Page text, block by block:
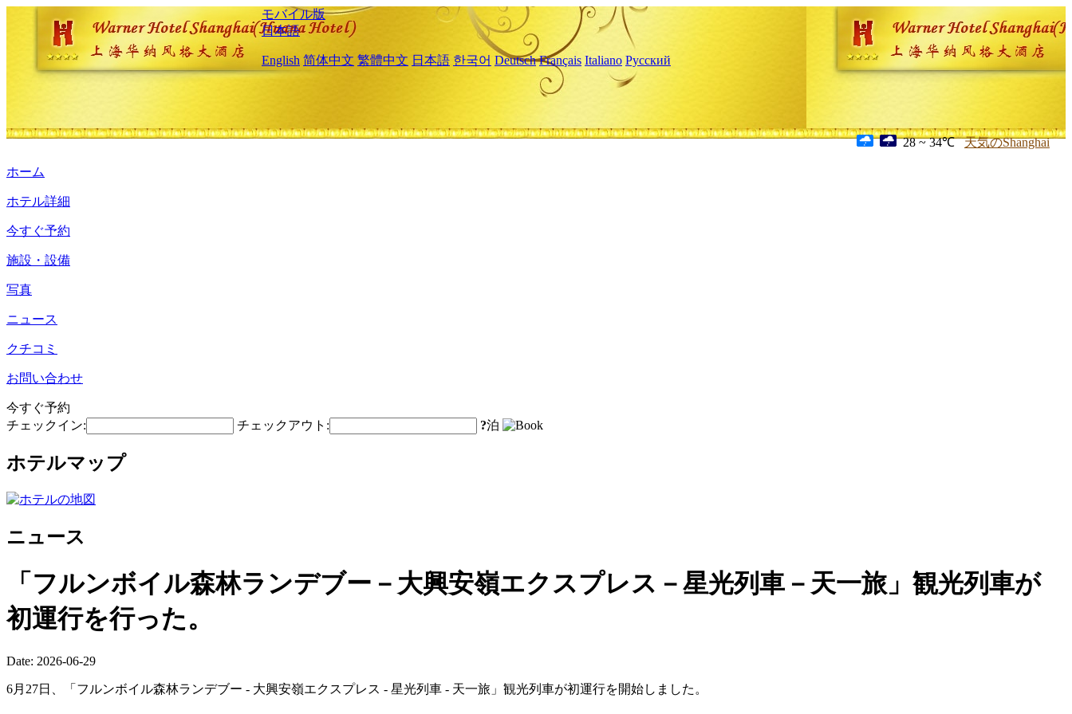
モバイル版
日本語
English 简体中文 繁體中文 日本語 한국어 Deutsch Français Italiano Русский
28 ~ 34℃ 天気のShanghai
ホーム
ホテル詳細
今すぐ予約
施設・設備
写真
ニュース
クチコミ
お問い合わせ
今すぐ予約
チェックイン:
チェックアウト: ?泊
ホテルマップ
ニュース
「フルンボイル森林ランデブー－大興安嶺エクスプレス－星光列車－天一旅」観光列車が
初運行を行った。
Date: 2026-06-29
6月27日、「フルンボイル森林ランデブー - 大興安嶺エクスプレス - 星光列車 - 天一旅」観光列車が初運行を開始しました。